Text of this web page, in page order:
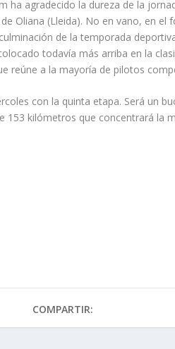
ha agradecido la dureza de la
Oliana (Lleida). No en vano, en el
de la temporada
todavía más arriba en la
reúne a la mayoría de pilotos
con la quinta etapa. Será un
153 kilómetros que concentrará la
COMPARTIR: